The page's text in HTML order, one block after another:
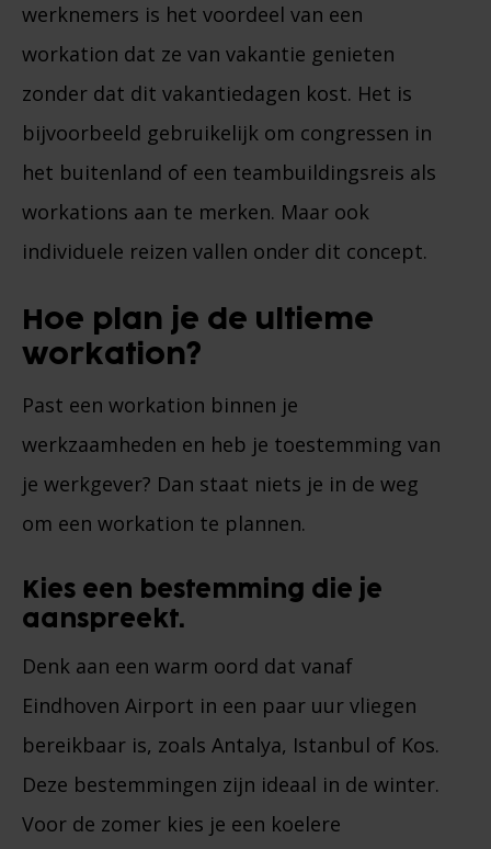
werknemers is het voordeel van een
workation dat ze van vakantie genieten
zonder dat dit vakantiedagen kost. Het is
bijvoorbeeld gebruikelijk om congressen in
het buitenland of een teambuildingsreis als
workations aan te merken. Maar ook
individuele reizen vallen onder dit concept.
Hoe plan je de ultieme
workation?
Past een workation binnen je
werkzaamheden en heb je toestemming van
je werkgever? Dan staat niets je in de weg
om een workation te plannen.
Kies een bestemming die je
aanspreekt.
Denk aan een warm oord dat vanaf
Eindhoven Airport in een paar uur vliegen
bereikbaar is, zoals Antalya, Istanbul of Kos.
Deze bestemmingen zijn ideaal in de winter.
Voor de zomer kies je een koelere